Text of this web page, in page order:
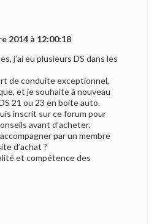
2014 à 12:00:18
j’ai eu plusieurs DS dans les
de conduite exceptionnel,
et je souhaite à nouveau
21 ou 23 en boite auto.
inscrit sur ce forum pour
avant d’acheter.
par un membre
d’achat ?
et compétence des